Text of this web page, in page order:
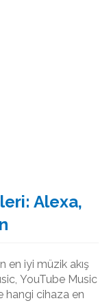
Alexa,
en iyi müzik akış
YouTube Music
hangi cihaza en